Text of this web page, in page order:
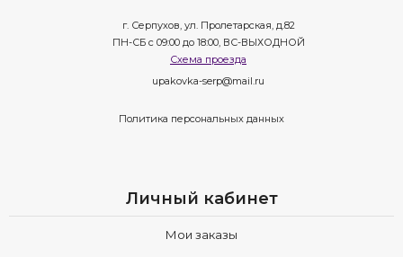
г. Серпухов, ул. Пролетарская, д.82
ПН-СБ с 09:00 до 18:00, ВС-ВЫХОДНОЙ
Схема проезда
upakovka-serp@mail.ru
Политика персональных данных
Личный кабинет
Мои заказы